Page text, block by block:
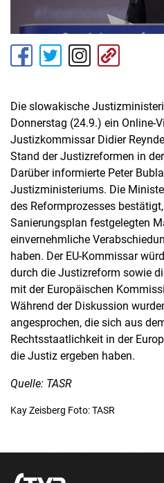
Die slowakische
Donnerstag (24.9.) ein Online-
Justizkommissar Didier
Stand der Justizreformen in
Darüber informierte Peter
Justizministeriums. Die
des Reformprozesses
Sanierungsplan festgelegten
einvernehmliche
haben. Der EU-Kommissar
durch die Justizreform sowie
mit der Europäischen
Während der Diskussion
angesprochen, die sich aus
Rechtsstaatlichkeit in der
die Justiz ergeben haben.
Quelle: TASR
Kay Zeisberg Foto: TASR